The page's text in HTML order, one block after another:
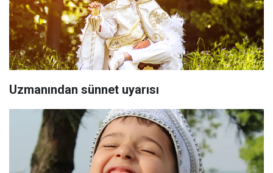
Uzmanından sünnet uyarısı